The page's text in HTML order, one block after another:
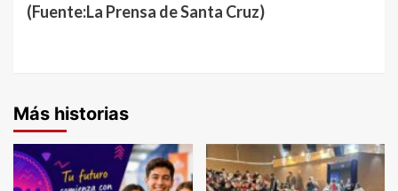
(Fuente:La Prensa de Santa Cruz)
Más historias